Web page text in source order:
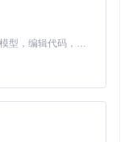
个项目都可以有自
Claude Code 的开源替代方案。连接任意大模型，编辑代码，运行命令，自动验证 — 全自动执行。用 Rust 构建，极致性能。 ｜ An open-source alternative to Claude Code. Connect any LLM, edit code, run commands, and verify changes — autonomously. Built in Rust for speed. Get Started